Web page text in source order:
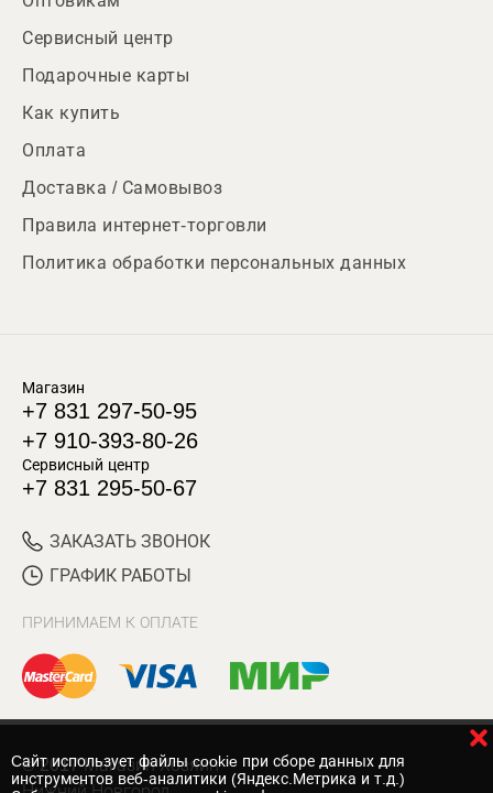
Сервисный центр
Подарочные карты
Как купить
Оплата
Доставка / Самовывоз
Правила интернет-торговли
Политика обработки персональных данных
Магазин
+7 831 297-50-95
+7 910-393-80-26
Сервисный центр
+7 831 295-50-67
ЗАКАЗАТЬ ЗВОНОК
ГРАФИК РАБОТЫ
ПРИНИМАЕМ К ОПЛАТЕ
© 2017 Магазин Хозяин
Cайт использует файлы cookie при сборе данных для
инструментов веб-аналитики (Яндекс.Метрика и т.д.)